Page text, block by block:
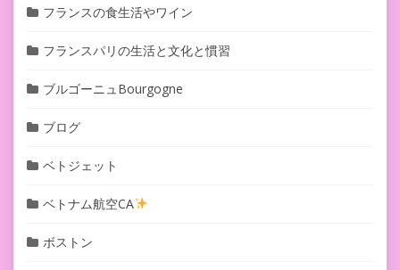
フランスの食生活やワイン
フランスパリの生活と文化と慣習
ブルゴーニュBourgogne
ブログ
ベトジェット
ベトナム航空CA
ボストン